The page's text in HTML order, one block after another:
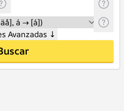
Avanzadas ↓